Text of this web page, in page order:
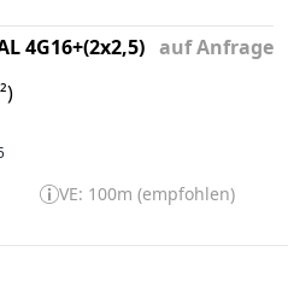
4G16+(2x2,5) auf Anfrage
VE: 100m (empfohlen)